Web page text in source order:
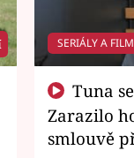
SERIÁLY A
Zarazilo
smlouvě